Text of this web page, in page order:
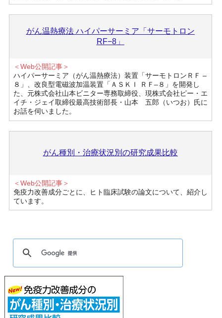
がん温熱療法 ハイパーサーミア「サーモトロン
RF−8」
＜Web公開記事＞
ハイパーサーミア（がん温熱療法）装置「サーモトロンＲＦ –
８」、改良型電磁波加温装置「ＡＳＫＩ ＲＦ–８」を開発し
た、元株式会社山本ビニター専務取締役、現株式会社ピー・エ
イチ・ジェイ取締役最高技術部長・山本 五郎（いつお）氏に
お話を伺いました。
がん種別・治療状況別の研究成果比較
＜Web公開記事＞
免疫力改善成分ごとに、ヒト臨床試験の論文について、紹介し
ています。